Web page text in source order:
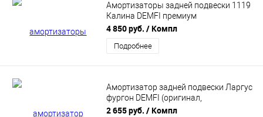
Амортизаторы задней подвески 1119
Калина DEMFI премиум
(газомасляные - 50 мм) 2шт SRC1950
4 850 руб. / Компл
Подробнее
Амортизатор задней подвески Ларгус
фургон DEMFI (оригинал,
газомасляный) 1шт SRALL15
2 655 руб. / Компл